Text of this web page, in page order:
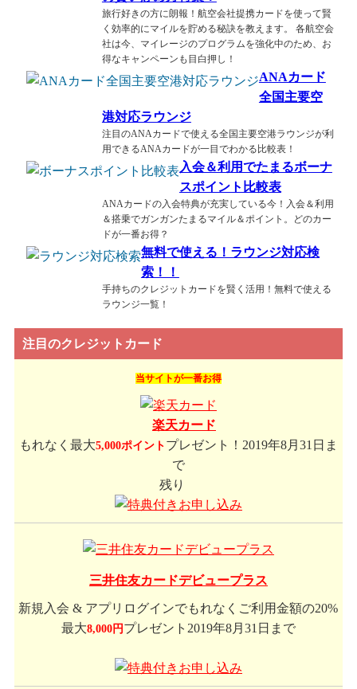
旅行好きの方に朗報！航空会社提携カードを使って賢
く効率的にマイルを貯める秘訣を教えます。 各航空会
社は今、マイレージのプログラムを強化中のため、お
得なキャンペーンも目白押し！
ANAカード
全国主要空
港対応ラウンジ
注目のANAカードで使える全国主要空港ラウンジが利
用できるANAカードが一目でわかる比較表！
入会＆利用でたまるボーナ
スポイント比較表
ANAカードの入会特典が充実している今！入会＆利用
＆搭乗でガンガンたまるマイル＆ポイント。どのカー
ドが一番お得？
無料で使える！ラウンジ対応検
索！！
手持ちのクレジットカードを賢く活用！無料で使える
ラウンジ一覧！
注目のクレジットカード
当サイトが一番お得
楽天カード
もれなく最大5,000ポイント プレゼント！2019年8月31日ま
で
残り
三井住友カードデビュープラス
新規入会 & アプリログインでもれなくご利用金額の20%
最大8,000円 プレゼント2019年8月31日まで